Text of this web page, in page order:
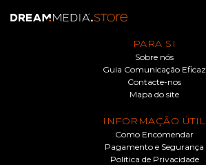
PARA SI
Sobre nós
Guia Comunicação Eficaz
Contacte-nos
Mapa do site
INFORMAÇÃO ÚTIL
Como Encomendar
Pagamento e Segurança
Política de Privacidade